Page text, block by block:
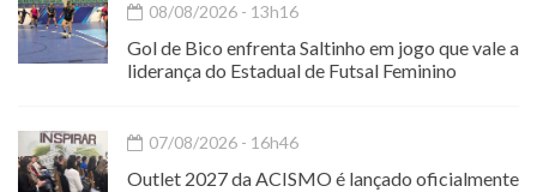
08/08/2026 - 13h16
Gol de Bico enfrenta Saltinho em jogo que vale a
liderança do Estadual de Futsal Feminino
07/08/2026 - 16h46
Outlet 2027 da ACISMO é lançado oficialmente